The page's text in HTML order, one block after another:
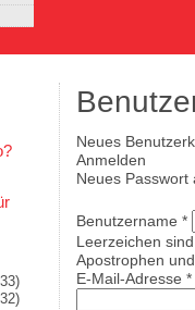
Neues
Anmelden
Neues Passwort
Benutzername *
Leerzeichen
Apostrophen
E-Mail-Adresse *